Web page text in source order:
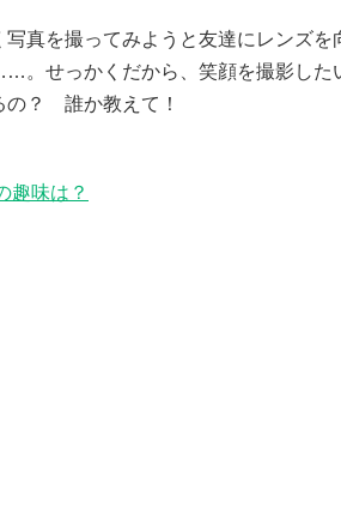
真を撮ってみようと友達にレンズを
。せっかくだから、笑顔を撮影した
の？ 誰か教えて！
趣味は？